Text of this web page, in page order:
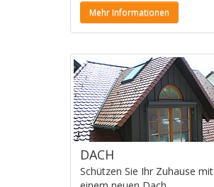
Mehr Informationen
DACH
Schützen Sie Ihr Zuhause mit